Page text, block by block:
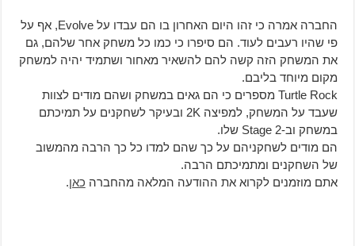
החברה אמרה כי זהו היום האחרון בו הם עבדו על Evolve, אף על
פי שהיו רעבים לעוד. הם סיפרו כי כמו כל משחק אחר שלהם, גם
את המשחק הזה קשה להם להשאיר מאחור ושתמיד יהיה למשחק
מקום מיוחד בליבם.
Turtle Rock מספרים כי הם גאים במשחק ושהם מודים לצוות
שעבד על המשחק, למפיצה 2K ובעיקר לשחקנים על תמיכתם
במשחק וב-Stage 2 שלו.
הם מודים לשחקניהם על כך שהם למדו כל כך הרבה מהמשוב
של השחקנים ומתמיכתם הרבה.
אתם מוזמנים לקרוא את ההודעה המלאה מהחברה כאן.